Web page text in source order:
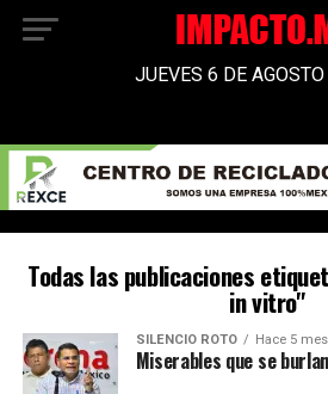
JUEVES 6 DE
Todas las publicaciones
in vitro"
SILENCIO ROTO Hace 5
Miserables que se